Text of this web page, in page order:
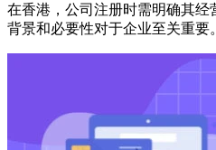
在香港，公司注册时需明确其
背景和必要性对于企业至关重要。